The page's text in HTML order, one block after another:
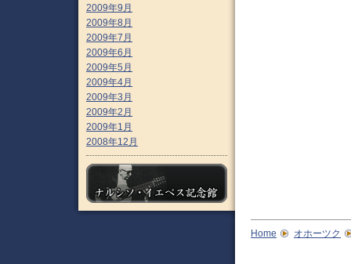
2009年9月
2009年8月
2009年7月
2009年6月
2009年5月
2009年4月
2009年3月
2009年2月
2009年1月
2008年12月
Home オホーツク